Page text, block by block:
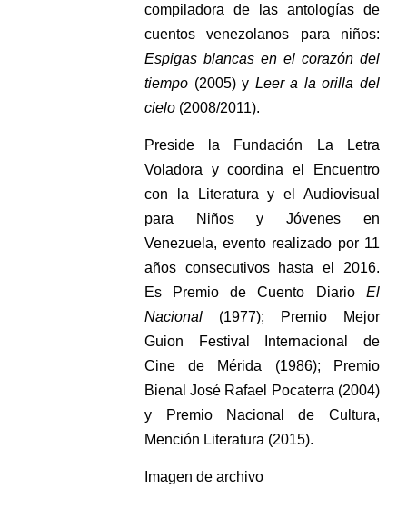
compiladora de las antologías de
cuentos venezolanos para niños:
Espigas blancas en el corazón del
tiempo (2005) y Leer a la orilla del
cielo (2008/2011).
Preside la Fundación La Letra
Voladora y coordina el Encuentro
con la Literatura y el Audiovisual
para Niños y Jóvenes en
Venezuela, evento realizado por 11
años consecutivos hasta el 2016.
Es Premio de Cuento Diario El
Nacional (1977); Premio Mejor
Guion Festival Internacional de
Cine de Mérida (1986); Premio
Bienal José Rafael Pocaterra (2004)
y Premio Nacional de Cultura,
Mención Literatura (2015).
Imagen de archivo